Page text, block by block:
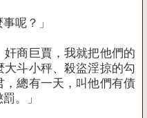
呢？」
商巨賈，我就把他們的
斗小秤、殺盜淫掠的勾
總有一天，叫他們有債
。」